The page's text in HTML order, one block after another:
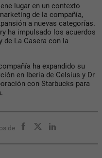
lugar en un contexto
de la compañía,
a nuevas categorías.
ha impulsado los acuerdos
de La Casera con la
ha expandido su
en Iberia de Celsius y Dr
con Starbucks para
de